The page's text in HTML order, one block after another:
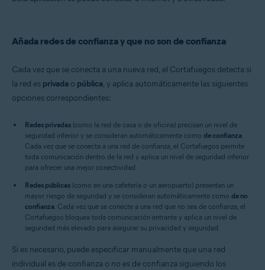
Añada redes de confianza y que no son de confianza
Cada vez que se conecta a una nueva red, el Cortafuegos detecta si
la red es privada o pública, y aplica automáticamente las siguientes
opciones correspondientes:
Redes privadas (como la red de casa o de oficina) precisan un nivel de
seguridad inferior y se consideran automáticamente como de confianza.
Cada vez que se conecta a una red de confianza, el Cortafuegos permite
toda comunicación dentro de la red y aplica un nivel de seguridad inferior
para ofrecer una mejor conectividad.
Redes públicas (como en una cafetería o un aeropuerto) presentan un
mayor riesgo de seguridad y se consideran automáticamente como de no
confianza. Cada vez que se conecte a una red que no sea de confianza, el
Cortafuegos bloquea toda comunicación entrante y aplica un nivel de
seguridad más elevado para asegurar su privacidad y seguridad.
Si es necesario, puede especificar manualmente que una red
individual es de confianza o no es de confianza siguiendo los